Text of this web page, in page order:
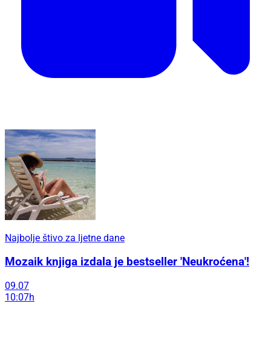
Najbolje štivo za ljetne dane
Mozaik knjiga izdala je bestseller 'Neukroćena'!
09.07
10:07h